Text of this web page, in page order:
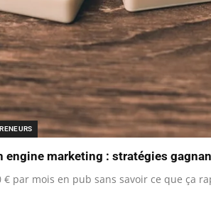
engine marketing : stratégies
€ par mois en pub sans savoir ce que ça